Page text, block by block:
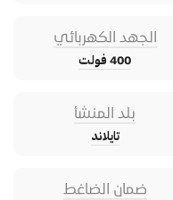
الجهد الكهربائي
400 فولت
بلد المنشأ
تايلاند
ضمان الضاغط